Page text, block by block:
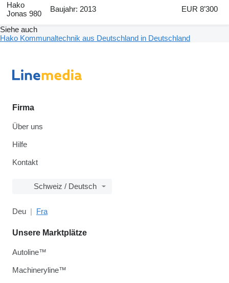
Hako
Jonas 980
Baujahr: 2013 EUR 8’300
Siehe auch
Hako Kommunaltechnik aus Deutschland in Deutschland
Firma
Über uns
Hilfe
Kontakt
Schweiz / Deutsch
Deu Fra
Unsere Marktplätze
Autoline™
Machineryline™